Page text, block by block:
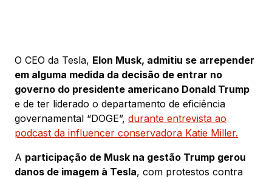
O CEO da Tesla, Elon Musk, admitiu se arrepender
em alguma medida da decisão de entrar no
governo do presidente americano Donald Trump
e de ter liderado o departamento de eficiência
governamental “DOGE”, durante entrevista ao
podcast da influencer conservadora Katie Miller.
A participação de Musk na gestão Trump gerou
danos de imagem à Tesla, com protestos contra